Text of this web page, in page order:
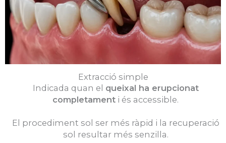
Extracció simple
Indicada quan el queixal ha erupcionat
completament i és accessible.
El procediment sol ser més ràpid i la recuperació
sol resultar més senzilla.